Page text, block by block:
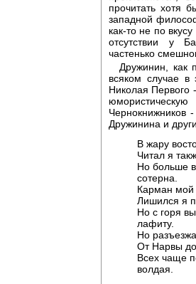
прочитать хотя
западной
как-то не по
отсутствии у
частенько
Дружинин, как
всяком случае в
Николая Первого
Чернокнижников
Дружинина и
В жару
Читал я
Но больше
сотерна.
Карман мой
Лишился я
Но с горя
лафиту.
Но
От Нарвы
Всех чаще
волдая.